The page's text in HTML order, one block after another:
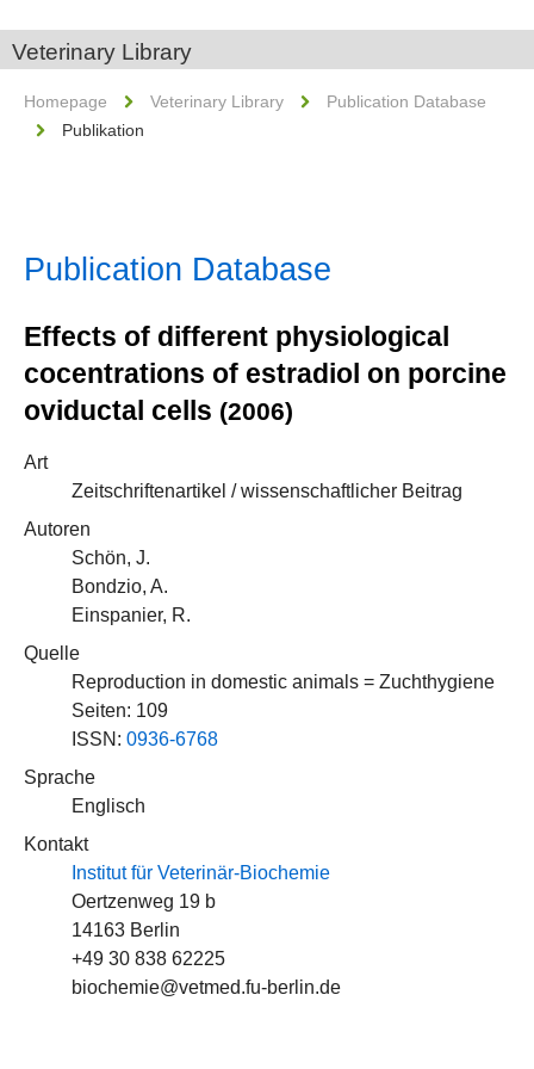
Veterinary Library
Homepage Veterinary Library
Publication Database
Publikation
Publication Database
Effects of different physiological
cocentrations of estradiol on porcine
oviductal cells (2006)
Art
Zeitschriftenartikel / wissenschaftlicher Beitrag
Autoren
Schön, J.
Bondzio, A.
Einspanier, R.
Quelle
Reproduction in domestic animals = Zuchthygiene
Seiten: 109
ISSN: 0936-6768
Sprache
Englisch
Kontakt
Institut für Veterinär-Biochemie
Oertzenweg 19 b
14163 Berlin
+49 30 838 62225
biochemie@vetmed.fu-berlin.de